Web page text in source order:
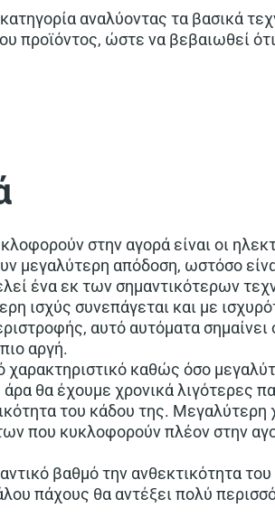
αναλύοντας τα βασικά
προϊόντος, ώστε να βεβαιωθεί
στην αγορά είναι οι
μεγαλύτερη απόδοση, ωστόσο
ένα εκ των σημαντικότερων
ισχύς συνεπάγεται και με
αυτό αυτόματα σημαίνει
αργή.
χαρακτηριστικό καθώς όσο
θα έχουμε χρονικά λιγότερες
του κάδου της. Μεγαλύτερη
που κυκλοφορούν πλέον στην
βαθμό την ανθεκτικότητα
πάχους θα αντέξει πολύ